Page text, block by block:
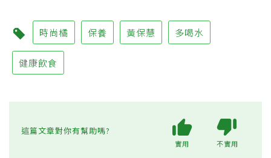
時尚橘 保養 黃保慧 多喝水
健康飲食
這篇文章對你有幫助嗎?
實用 不實用